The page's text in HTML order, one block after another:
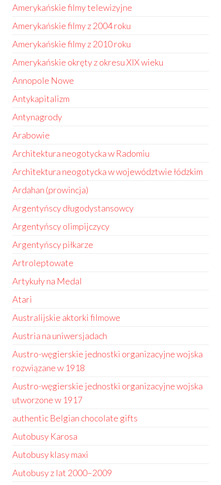
Amerykańskie filmy telewizyjne
Amerykańskie filmy z 2004 roku
Amerykańskie filmy z 2010 roku
Amerykańskie okręty z okresu XIX wieku
Annopole Nowe
Antykapitalizm
Antynagrody
Arabowie
Architektura neogotycka w Radomiu
Architektura neogotycka w województwie łódzkim
Ardahan (prowincja)
Argentyńscy długodystansowcy
Argentyńscy olimpijczycy
Argentyńscy piłkarze
Artroleptowate
Artykuły na Medal
Atari
Australijskie aktorki filmowe
Austria na uniwersjadach
Austro-węgierskie jednostki organizacyjne wojska
rozwiązane w 1918
Austro-węgierskie jednostki organizacyjne wojska
utworzone w 1917
authentic Belgian chocolate gifts
Autobusy Karosa
Autobusy klasy maxi
Autobusy z lat 2000–2009